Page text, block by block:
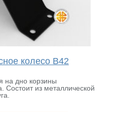
колесо B42
на дно корзины
Состоит из металлической